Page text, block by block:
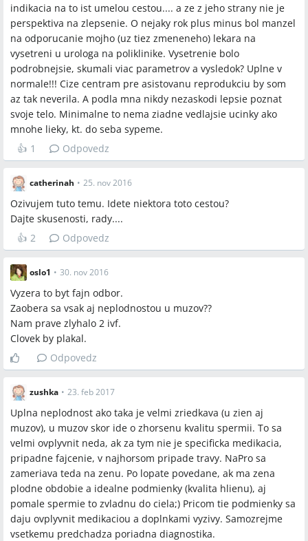
indikacia na to ist umelou cestou.... a ze z jeho strany nie je
perspektiva na zlepsenie. O nejaky rok plus minus bol manzel
na odporucanie mojho (uz tiez zmeneneho) lekara na
vysetreni u urologa na poliklinike. Vysetrenie bolo
podrobnejsie, skumali viac parametrov a vysledok? Uplne v
normale!!! Cize centram pre asistovanu reprodukciu by som
az tak neverila. A podla mna nikdy nezaskodi lepsie poznat
svoje telo. Minimalne to nema ziadne vedlajsie ucinky ako
mnohe lieky, kt. do seba sypeme.
👍 1 Odpovedz
catherinah • 25. nov 2016
Ozivujem tuto temu. Idete niektora toto cestou?
Dajte skusenosti, rady....
👍 2 Odpovedz
oslo1 • 30. nov 2016
Vyzera to byt fajn odbor.
Zaobera sa vsak aj neplodnostou u muzov??
Nam prave zlyhalo 2 ivf.
Clovek by plakal.
Odpovedz
zushka • 23. feb 2017
Uplna neplodnost ako taka je velmi zriedkava (u zien aj
muzov), u muzov skor ide o zhorsenu kvalitu spermii. To sa
velmi ovplyvnit neda, ak za tym nie je specificka medikacia,
pripadne fajcenie, v najhorsom pripade travy. NaPro sa
zameriava teda na zenu. Po lopate povedane, ak ma zena
plodne obdobie a idealne podmienky (kvalita hlienu), aj
pomale spermie to zvladnu do ciela;) Pricom tie podmienky sa
daju ovplyvnit medikaciou a doplnkami vyzivy. Samozrejme
vsetkemu predchadza poriadna diagnostika.